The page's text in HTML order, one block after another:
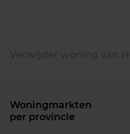
Woningmarkten
per provincie